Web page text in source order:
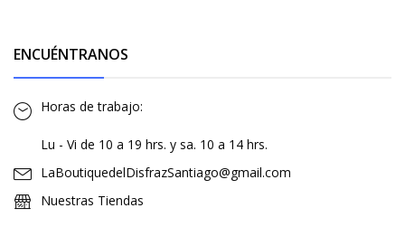
ENCUÉNTRANOS
Horas de trabajo:
Lu - Vi de 10 a 19 hrs. y sa. 10 a 14 hrs.
LaBoutiquedelDisfrazSantiago@gmail.com
Nuestras Tiendas